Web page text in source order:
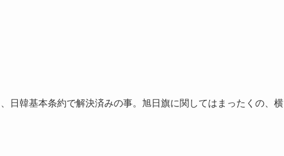
日韓基本条約で解決済みの事。旭日旗に関してはまったくの、横